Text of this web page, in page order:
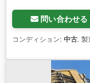
問い合わせる
コンディション: 中古, 製